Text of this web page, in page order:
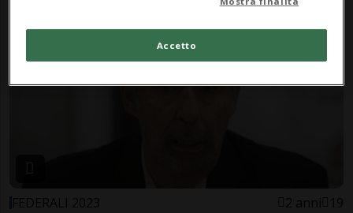
FEDERALI 2023 2 anni 19
Accetto